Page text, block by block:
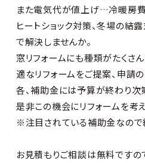
また電気代が値上げ…冷暖房費
ヒートショック対策、冬場の結
で解決しませんか。
窓リフォームにも種類がたくさ
適なリフォームをご提案、申請
各、補助金には予算が終わり次
是非この機会にリフォームを考
※注目されている補助金なので
お見積もりご相談は無料です